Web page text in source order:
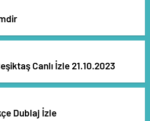
Canlı İzle 21.10.2023
Dublaj İzle